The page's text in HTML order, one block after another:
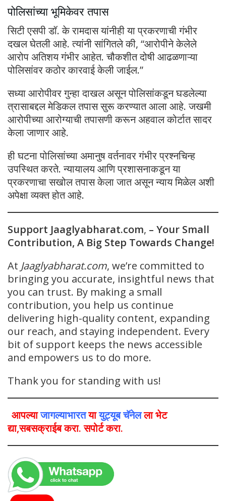
पोलिसांच्या भूमिकेवर तपास
सिटी एसपी डॉ. के रामदास यांनीही या प्रकरणाची गंभीर
दखल घेतली आहे. त्यांनी सांगितले की, “आरोपीने केलेले
आरोप अतिशय गंभीर आहेत. चौकशीत दोषी आढळणाऱ्या
पोलिसांवर कठोर कारवाई केली जाईल.”
सध्या आरोपीवर गुन्हा दाखल असून पोलिसांकडून घडलेल्या
त्रासाबद्दल मेडिकल तपास सुरू करण्यात आला आहे. जखमी
आरोपीच्या आरोग्याची तपासणी करून अहवाल कोर्टात सादर
केला जाणार आहे.
ही घटना पोलिसांच्या अमानुष वर्तनावर गंभीर प्रश्नचिन्ह
उपस्थित करते. न्यायालय आणि प्रशासनाकडून या
प्रकरणाचा सखोल तपास केला जात असून न्याय मिळेल अशी
अपेक्षा व्यक्त होत आहे.
Support Jaaglyabharat.com, – Your Small
Contribution, A Big Step Towards Change!
At Jaaglyabharat.com, we’re committed to
bringing you accurate, insightful news that
you can trust. By making a small
contribution, you help us continue
delivering high-quality content, expanding
our reach, and staying independent. Every
bit of support keeps the news accessible
and empowers us to do more.
Thank you for standing with us!
आपल्याजागल्याभारतयायुट्यूब चॅनेलला भेट
द्या,सबसक्राईब करा. सपोर्ट करा.